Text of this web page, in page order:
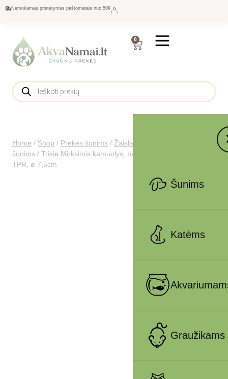
Nemokamas pristatymas paštomatais nuo 50€
0
Šunims
Katėms
Graužikams
Home / Shop / Prekės šunims / Žaislai
šunims / Trixie Mirksintis kamuolys, begarsis, plūduriuojantis,
TPR, ø 7,5cm